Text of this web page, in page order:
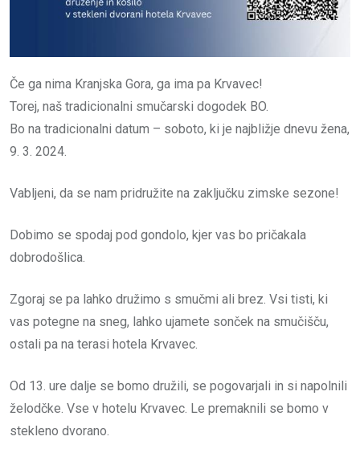
Če ga nima Kranjska Gora, ga ima pa Krvavec!
Torej, naš tradicionalni smučarski dogodek BO.
Bo na tradicionalni datum – soboto, ki je najbližje dnevu žena,
9. 3. 2024.
Vabljeni, da se nam pridružite na zaključku zimske sezone!
Dobimo se spodaj pod gondolo, kjer vas bo pričakala
dobrodošlica.
Zgoraj se pa lahko družimo s smučmi ali brez. Vsi tisti, ki
vas potegne na sneg, lahko ujamete sonček na smučišču,
ostali pa na terasi hotela Krvavec.
Od 13. ure dalje se bomo družili, se pogovarjali in si napolnili
želodčke. Vse v hotelu Krvavec. Le premaknili se bomo v
stekleno dvorano.